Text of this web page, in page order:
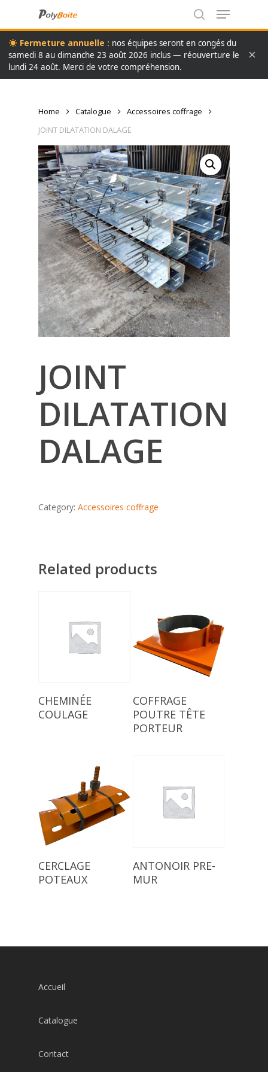
main
content
search
Menu
Fermeture annuelle : nos équipes seront en congés du
samedi 8 au dimanche 23 août 2026 inclus — réouverture le
lundi 24 août. Merci de votre compréhension.
×
Home Catalogue
Accessoires coffrage
JOINT DILATATION DALAGE
JOINT
DILATATION
DALAGE
Category: Accessoires coffrage
Related products
Read More
CHEMINÉE
COULAGE
Read More
COFFRAGE
POUTRE TÊTE
PORTEUR
Read More
CERCLAGE
POTEAUX
Read More
ANTONOIR PRE-
MUR
Accueil
Catalogue
Contact
Menu